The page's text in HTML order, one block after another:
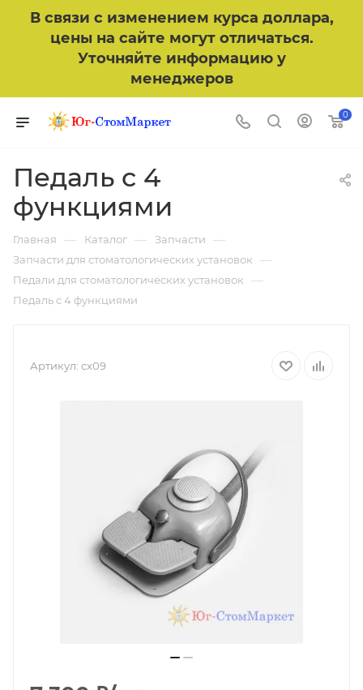
В связи с изменением курса доллара,
цены на сайте могут отличаться.
Уточняйте информацию у
менеджеров
0
Педаль с 4
функциями
Главная — Каталог — Запчасти —
Запчасти для стоматологических установок —
Педали для стоматологических установок —
Педаль с 4 функциями
Артикул: cx09